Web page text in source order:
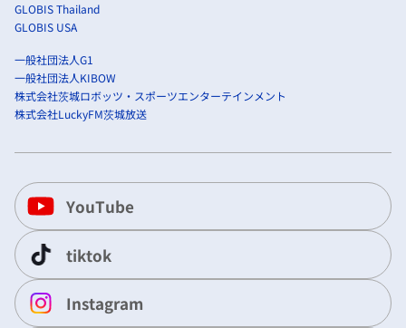
GLOBIS Thailand
GLOBIS USA
一般社団法人G1
一般社団法人KIBOW
株式会社茨城ロボッツ・スポーツエンターテインメント
株式会社LuckyFM茨城放送
YouTube
tiktok
Instagram